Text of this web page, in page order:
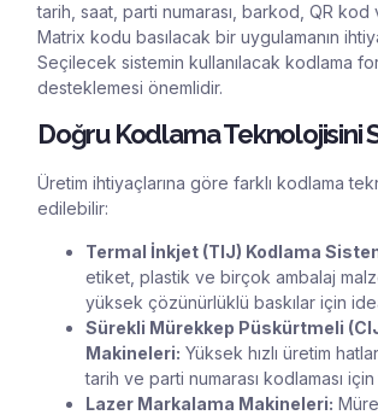
tarih, saat, parti numarası, barkod, QR kod
Matrix kodu basılacak bir uygulamanın
Seçilecek sistemin kullanılacak kodlama
desteklemesi önemlidir.
Doğru Kodlama Teknolojisini
Üretim ihtiyaçlarına göre farklı kodlama
edilebilir:
Termal İnkjet (TIJ) Kodlama
etiket, plastik ve birçok ambalaj
yüksek çözünürlüklü baskılar için
Sürekli Mürekkep Püskürtmeli
Makineleri: Yüksek hızlı üretim
tarih ve parti numarası kodlaması
Lazer Markalama Makineleri: